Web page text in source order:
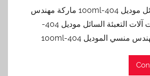
آلات التعبئة السائل موديل 404-100ml ماركة مهندس
منسي مواصفات آلات التعبئة السائل موديل 404-